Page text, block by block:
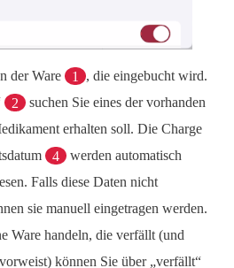
der Ware 1
, die eingebucht wird.
2
suchen Sie eines der vorhanden
erhalten soll. Die Charge
4
werden automatisch
Falls diese Daten nicht
sie manuell eingetragen werden.
Ware handeln, die verfällt (und
können Sie über „verfällt“